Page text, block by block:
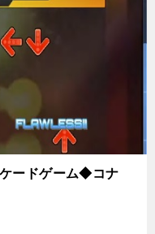
ードゲーム◆コナ